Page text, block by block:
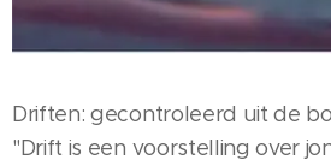
Driften: gecontroleerd uit de
"Drift is een voorstelling over